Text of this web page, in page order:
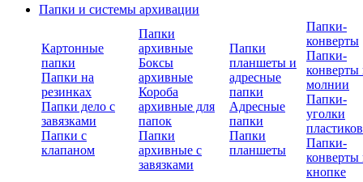
Папки и системы архивации
Картонные
папки
Папки на
резинках
Папки дело с
завязками
Папки с
клапаном
Папки
архивные
Боксы
архивные
Короба
архивные для
папок
Папки
архивные с
завязками
Папки
планшеты и
адресные
папки
Адресные
папки
Папки
планшеты
Папки-
конверты
Папки-
конверты
молнии
Папки-
уголки
Папки-
конверты
кнопке